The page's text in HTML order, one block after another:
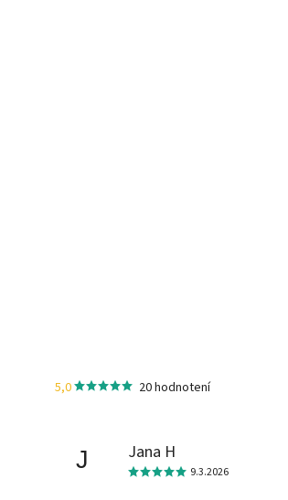
5,0 20 hodnotení
J Jana H
9.3.2026